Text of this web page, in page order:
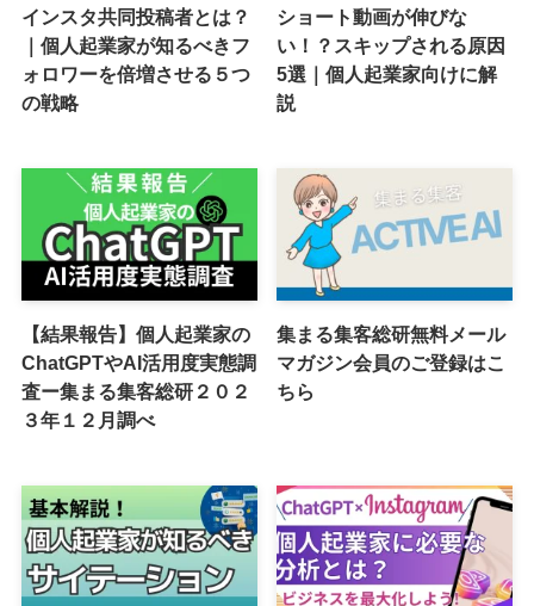
インスタ共同投稿者とは？
｜個人起業家が知るべきフ
ォロワーを倍増させる５つ
の戦略
ショート動画が伸びな
い！？スキップされる原因
5選｜個人起業家向けに解
説
【結果報告】個人起業家の
ChatGPTやAI活用度実態調
査ー集まる集客総研２０２
３年１２月調べ
集まる集客総研無料メール
マガジン会員のご登録はこ
ちら